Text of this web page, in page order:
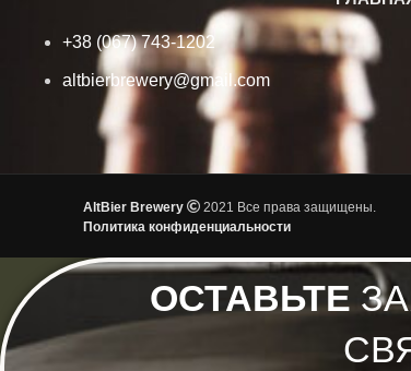
+38 (067) 743-1202
altbierbrewery@gmail.com
AltBier Brewery
2021 Все права защищены.
Политика конфиденциальности
ОСТАВЬТЕ